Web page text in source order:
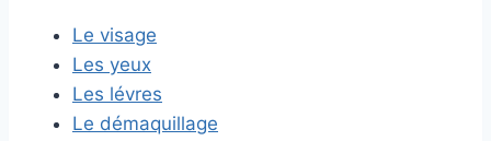
Le visage
Les yeux
Les lévres
Le démaquillage